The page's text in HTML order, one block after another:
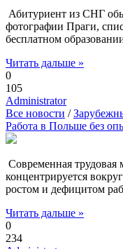
Абитуриент из СНГ
фотографии Праги,
бесплатном
Читать дальше »
0
105
Administrator
Все новости /
Работа в Польше без
Современная трудовая
концентрируется
ростом и дефицитом
Читать дальше »
0
234